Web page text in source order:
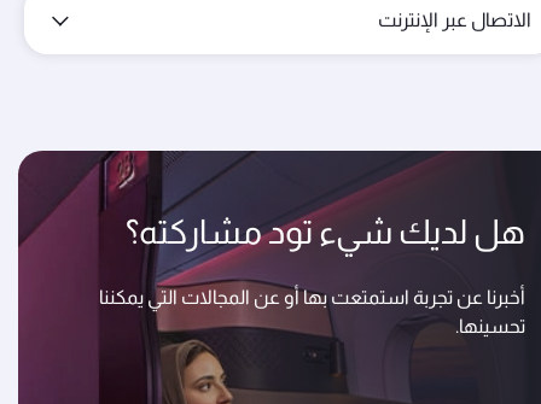
الاتصال عبر الإنترنت
هل لديك شيء تود مشاركته؟
أخبرنا عن تجربة استمتعت بها أو عن المجالات التي يمكننا
تحسينها.